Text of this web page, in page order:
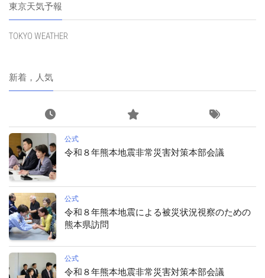
東京天気予報
TOKYO WEATHER
新着，人気
公式
令和８年熊本地震非常災害対策本部会議
公式
令和８年熊本地震による被災状況視察のための
熊本県訪問
公式
令和８年熊本地震非常災害対策本部会議